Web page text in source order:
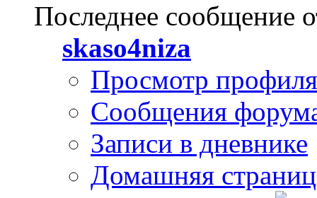
Последнее сообщение
skaso4niza
Просмотр профиля
Сообщения
Записи в дневнике
Домашняя